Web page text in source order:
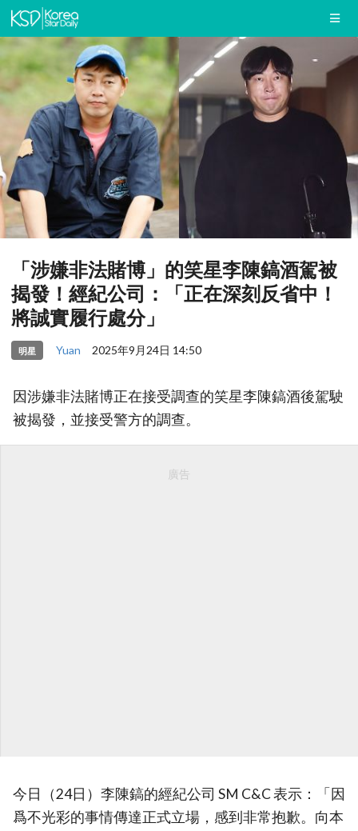
「涉嫌非法賭博」的笑星李陳鎬酒駕被
揭發！經紀公司：「正在深刻反省中！
將誠實履行處分」
明星 Yuan 2025年9月24日 14:50
因涉嫌非法賭博正在接受調查的笑星李陳鎬酒後駕駛
被揭發，並接受警方的調查。
廣告
今日（24日）李陳鎬的經紀公司 SM C&C 表示：「因
爲不光彩的事情傳達正式立場，感到非常抱歉。向本